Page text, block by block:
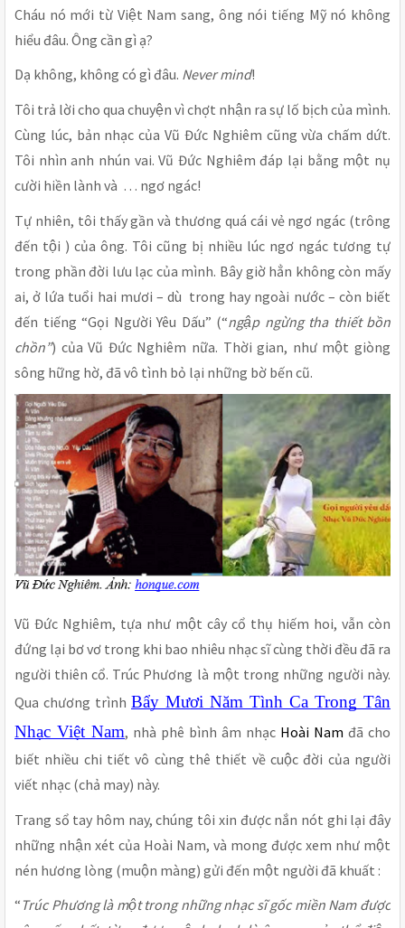
Cháu nó mới từ Việt Nam sang, ông nói tiếng Mỹ nó không
hiểu đâu. Ông cần gì ạ?
Dạ không, không có gì đâu. Never mind!
Tôi trả lời cho qua chuyện vì chợt nhận ra sự lố bịch của mình.
Cùng lúc, bản nhạc của Vũ Đức Nghiêm cũng vừa chấm dứt.
Tôi nhìn anh nhún vai. Vũ Đức Nghiêm đáp lại bằng một nụ
cười hiền lành và … ngơ ngác!
Tự nhiên, tôi thấy gần và thương quá cái vẻ ngơ ngác (trông
đến tội ) của ông. Tôi cũng bị nhiều lúc ngơ ngác tương tự
trong phần đời lưu lạc của mình. Bây giờ hẳn không còn mấy
ai, ở lứa tuổi hai mươi – dù trong hay ngoài nước – còn biết
đến tiếng “Gọi Người Yêu Dấu” (“ngập ngừng tha thiết bồn
chồn”) của Vũ Đức Nghiêm nữa. Thời gian, như một giòng
sông hững hờ, đã vô tình bỏ lại những bờ bến cũ.
Vũ Đức Nghiêm, tựa như một cây cổ thụ hiếm hoi, vẫn còn
đứng lại bơ vơ trong khi bao nhiêu nhạc sĩ cùng thời đều đã ra
người thiên cổ. Trúc Phương là một trong những người này.
Qua chương trình Bẩy Mươi Năm Tình Ca Trong Tân
Nhạc Việt Nam, nhà phê bình âm nhạc Hoài Nam đã cho
biết nhiều chi tiết vô cùng thê thiết về cuộc đời của người
viết nhạc (chả may) này.
Trang sổ tay hôm nay, chúng tôi xin được nắn nót ghi lại đây
những nhận xét của Hoài Nam, và mong được xem như một
nén hương lòng (muộn màng) gửi đến một người đã khuất :
“ Trúc Phương là một trong những nhạc sĩ gốc miền Nam được